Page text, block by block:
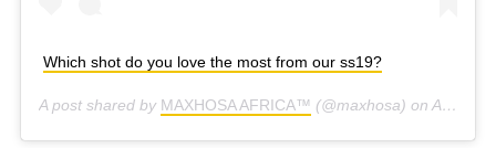
Which shot do you love the most from our ss19?
A post shared by MAXHOSA AFRICA™ (@maxhosa) on Aug 12, 2019 at 7:11am PDT